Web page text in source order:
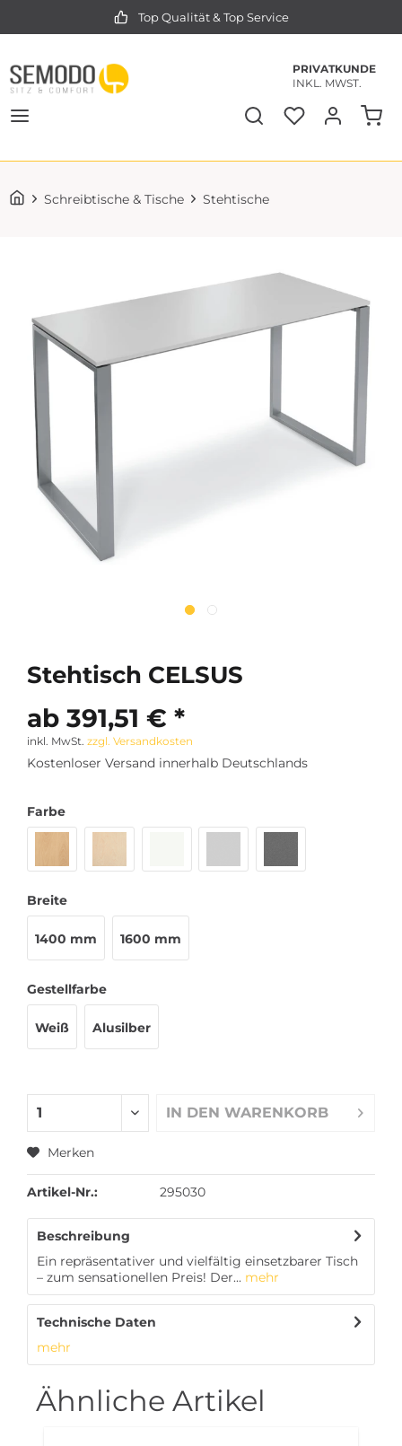
Top Qualität & Top Service
PRIVATKUNDE
INKL. MWST.
Schreibtische & Tische Stehtische
Stehtisch CELSUS
ab 391,51 € *
inkl. MwSt. zzgl. Versandkosten
Kostenloser Versand innerhalb Deutschlands
Farbe
Breite
1400 mm 1600 mm
Gestellfarbe
Weiß Alusilber
IN DEN WARENKORB
Merken
Artikel-Nr.: 295030
Beschreibung
Ein repräsentativer und vielfältig einsetzbarer Tisch
– zum sensationellen Preis! Der... mehr
Technische Daten
mehr
Ähnliche Artikel